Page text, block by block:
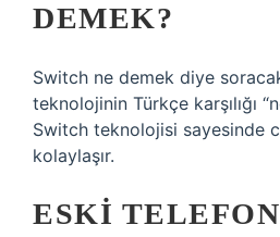
DEMEK?
Switch ne demek diye
teknolojinin Türkçe karşılığı
Switch teknolojisi sayesinde
kolaylaşır.
ESKI